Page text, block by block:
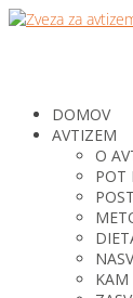
DOMOV
AVTIZEM
O
POT
KAM